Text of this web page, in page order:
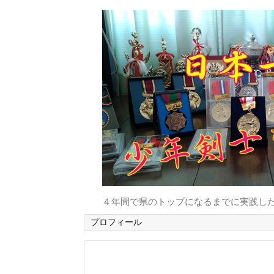
４年間で県のトップになるまでに実践し
プロフィール